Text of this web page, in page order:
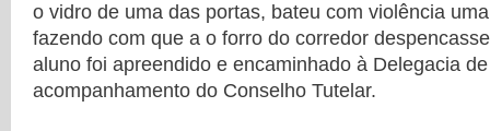
o vidro de uma das portas, bateu com violência
fazendo com que a o forro do corredor
aluno foi apreendido e encaminhado à Delegacia
acompanhamento do Conselho Tutelar.